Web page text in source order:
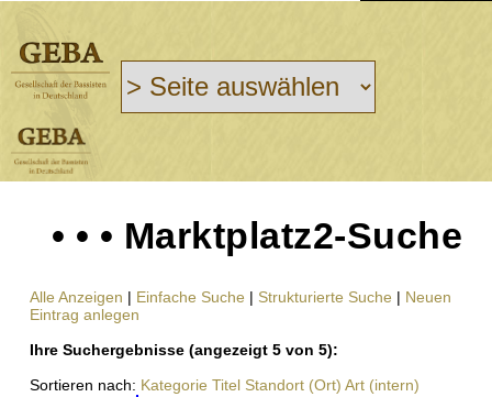
• • • Marktplatz2-Suche
Alle Anzeigen | Einfache Suche | Strukturierte Suche | Neuen
Eintrag anlegen
Ihre Suchergebnisse (angezeigt 5 von 5):
Sortieren nach: Kategorie Titel Standort (Ort) Art (intern)